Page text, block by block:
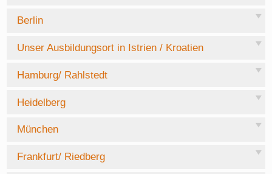
Berlin
Unser Ausbildungsort in Istrien / Kroatien
Hamburg/ Rahlstedt
Heidelberg
München
Frankfurt/ Riedberg